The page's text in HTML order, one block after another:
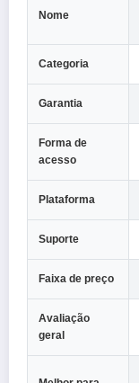
Nome
Categoria
Garantia
Forma de
acesso
Plataforma
Suporte
Faixa de preço
Avaliação
geral